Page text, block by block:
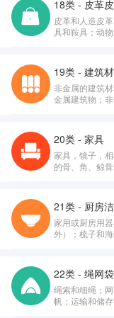
18类 - 皮革
皮革和人造皮
具和鞍具；动
19类 - 建筑
非金属的建筑
金属建筑物；非
20类 - 家具
家具，镜子，
的骨、角、鲸
21类 - 厨房
家用或厨房用
外）；梳子和
22类 - 绳网
绳索和细绳；
帆；运输和储